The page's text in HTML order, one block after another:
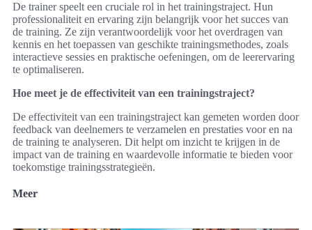
De trainer speelt een cruciale rol in het trainingstraject. Hun
professionaliteit en ervaring zijn belangrijk voor het succes van
de training. Ze zijn verantwoordelijk voor het overdragen van
kennis en het toepassen van geschikte trainingsmethodes, zoals
interactieve sessies en praktische oefeningen, om de leerervaring
te optimaliseren.
Hoe meet je de effectiviteit van een trainingstraject?
De effectiviteit van een trainingstraject kan gemeten worden door
feedback van deelnemers te verzamelen en prestaties voor en na
de training te analyseren. Dit helpt om inzicht te krijgen in de
impact van de training en waardevolle informatie te bieden voor
toekomstige trainingsstrategieën.
Meer